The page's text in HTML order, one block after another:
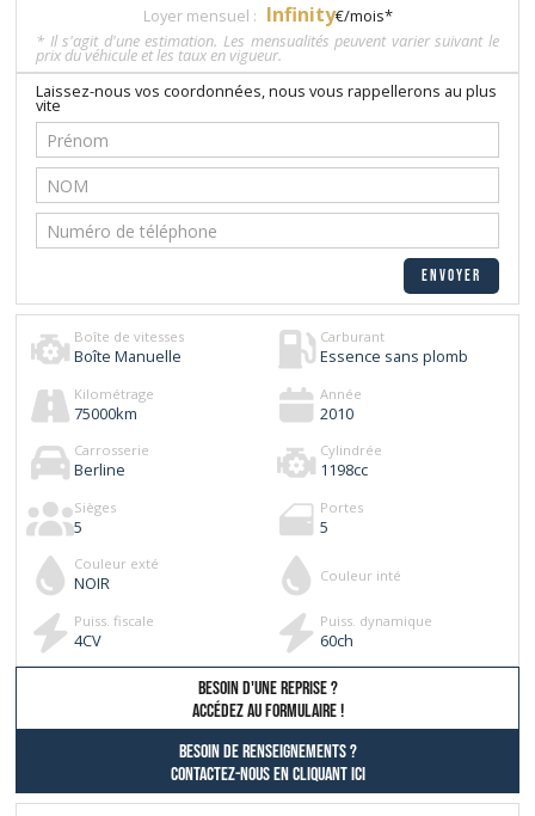
Loyer mensuel : Infinity€/mois*
* Il s'agit d'une estimation. Les mensualités peuvent varier suivant le
prix du véhicule et les taux en vigueur.
Laissez-nous vos coordonnées, nous vous rappellerons au plus
vite
Boîte de vitesses
Boîte Manuelle
Carburant
Essence sans plomb
Kilométrage
75000km
Année
2010
Carrosserie
Berline
Cylindrée
1198cc
Sièges
5
Portes
5
Couleur exté
NOIR Couleur inté
Puiss. fiscale
4CV
Puiss. dynamique
60ch
besoin d'une reprise ?
AccÉdez au formulaire !
Besoin de renseignements ?
contactez-nous en cliquant ici